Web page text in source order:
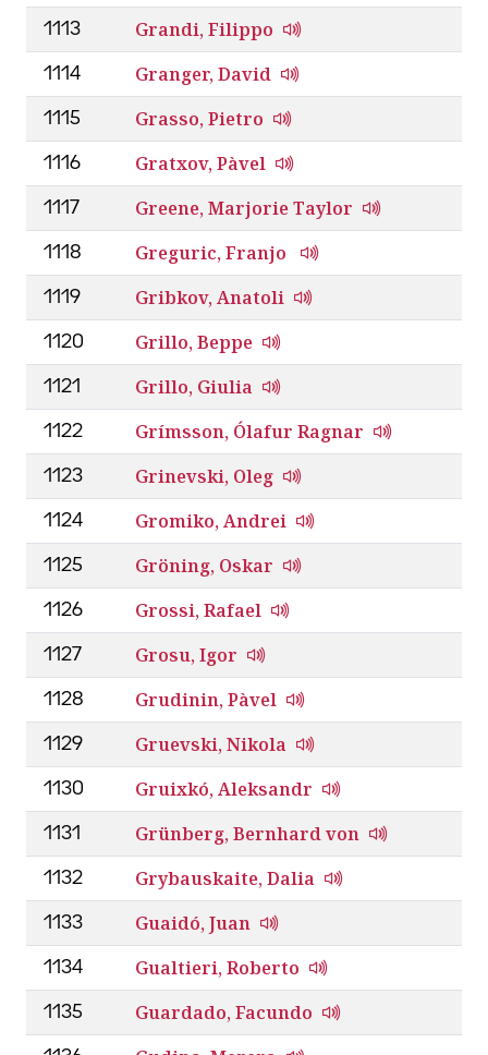
1113 Grandi, Filippo
1114 Granger, David
1115 Grasso, Pietro
1116 Gratxov, Pàvel
1117 Greene, Marjorie Taylor
1118 Greguric, Franjo
1119 Gribkov, Anatoli
1120 Grillo, Beppe
1121 Grillo, Giulia
1122 Grímsson, Ólafur Ragnar
1123 Grinevski, Oleg
1124 Gromiko, Andrei
1125 Gröning, Oskar
1126 Grossi, Rafael
1127 Grosu, Igor
1128 Grudinin, Pàvel
1129 Gruevski, Nikola
1130 Gruixkó, Aleksandr
1131 Grünberg, Bernhard von
1132 Grybauskaite, Dalia
1133 Guaidó, Juan
1134 Gualtieri, Roberto
1135 Guardado, Facundo